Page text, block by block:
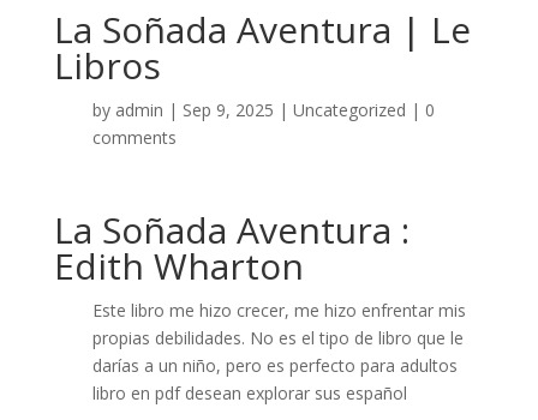
La Soñada Aventura | Le
Libros
by admin | Sep 9, 2025 | Uncategorized | 0
comments
La Soñada Aventura :
Edith Wharton
Este libro me hizo crecer, me hizo enfrentar mis
propias debilidades. No es el tipo de libro que le
darías a un niño, pero es perfecto para adultos
libro en pdf desean explorar sus español